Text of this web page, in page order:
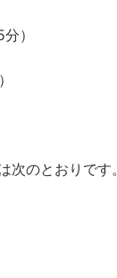
）
のとおりです。